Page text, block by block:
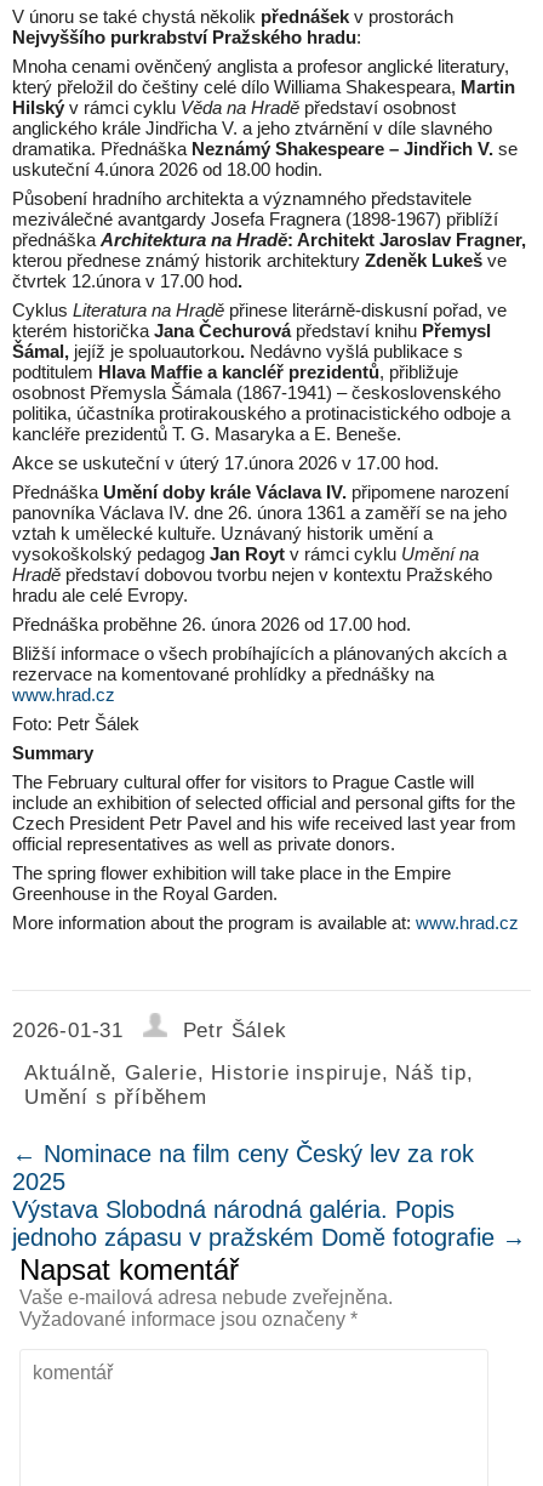
V únoru se také chystá několik přednášek v prostorách
Nejvyššího purkrabství Pražského hradu:
Mnoha cenami ověnčený anglista a profesor anglické literatury,
který přeložil do češtiny celé dílo Williama Shakespeara, Martin
Hilský v rámci cyklu Věda na Hradě představí osobnost
anglického krále Jindřicha V. a jeho ztvárnění v díle slavného
dramatika. Přednáška Neznámý Shakespeare – Jindřich V. se
uskuteční 4.února 2026 od 18.00 hodin.
Působení hradního architekta a významného představitele
meziválečné avantgardy Josefa Fragnera (1898-1967) přiblíží
přednáška Architektura na Hradě: Architekt Jaroslav Fragner,
kterou přednese známý historik architektury Zdeněk Lukeš ve
čtvrtek 12.února v 17.00 hod.
Cyklus Literatura na Hradě přinese literárně-diskusní pořad, ve
kterém historička Jana Čechurová představí knihu Přemysl
Šámal, jejíž je spoluautorkou. Nedávno vyšlá publikace s
podtitulem Hlava Maffie a kancléř prezidentů, přibližuje
osobnost Přemysla Šámala (1867-1941) – československého
politika, účastníka protirakouského a protinacistického odboje a
kancléře prezidentů T. G. Masaryka a E. Beneše.
Akce se uskuteční v úterý 17.února 2026 v 17.00 hod.
Přednáška Umění doby krále Václava IV. připomene narození
panovníka Václava IV. dne 26. února 1361 a zaměří se na jeho
vztah k umělecké kultuře. Uznávaný historik umění a
vysokoškolský pedagog Jan Royt v rámci cyklu Umění na
Hradě představí dobovou tvorbu nejen v kontextu Pražského
hradu ale celé Evropy.
Přednáška proběhne 26. února 2026 od 17.00 hod.
Bližší informace o všech probíhajících a plánovaných akcích a
rezervace na komentované prohlídky a přednášky na
www.hrad.cz
Foto: Petr Šálek
Summary
The February cultural offer for visitors to Prague Castle will
include an exhibition of selected official and personal gifts for the
Czech President Petr Pavel and his wife received last year from
official representatives as well as private donors.
The spring flower exhibition will take place in the Empire
Greenhouse in the Royal Garden.
More information about the program is available at: www.hrad.cz
2026-01-31
Petr Šálek
Aktuálně, Galerie, Historie inspiruje, Náš tip,
Umění s příběhem
← Nominace na film ceny Český lev za rok
2025
Výstava Slobodná národná galéria. Popis
jednoho zápasu v pražském Domě fotografie →
Napsat komentář
Vaše e-mailová adresa nebude zveřejněna.
Vyžadované informace jsou označeny *